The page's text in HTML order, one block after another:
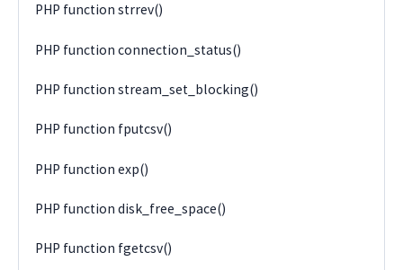
PHP function strrev()
PHP function connection_status()
PHP function stream_set_blocking()
PHP function fputcsv()
PHP function exp()
PHP function disk_free_space()
PHP function fgetcsv()